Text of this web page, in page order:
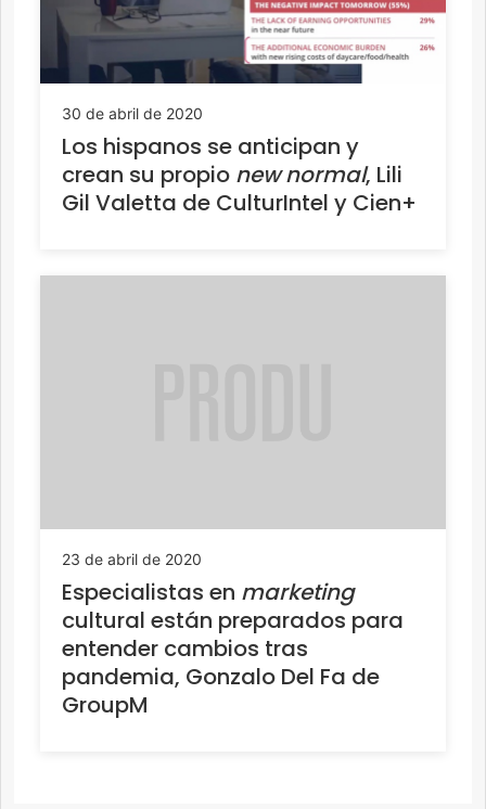
30 de abril de 2020
Los hispanos se anticipan y
crean su propio new normal, Lili
Gil Valetta de CulturIntel y Cien+
23 de abril de 2020
Especialistas en marketing
cultural están preparados para
entender cambios tras
pandemia, Gonzalo Del Fa de
GroupM